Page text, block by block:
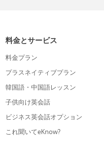
料金とサービス
料金プラン
プラスネイティブプラン
韓国語・中国語レッスン
子供向け英会話
ビジネス英会話オプション
これ聞いてeKnow?